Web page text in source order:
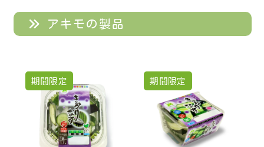
アキモの製品
期間限定 期間限定